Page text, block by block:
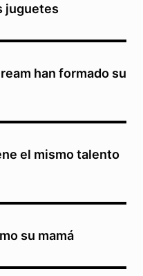
juguetes
han formado su
el mismo talento
su mamá